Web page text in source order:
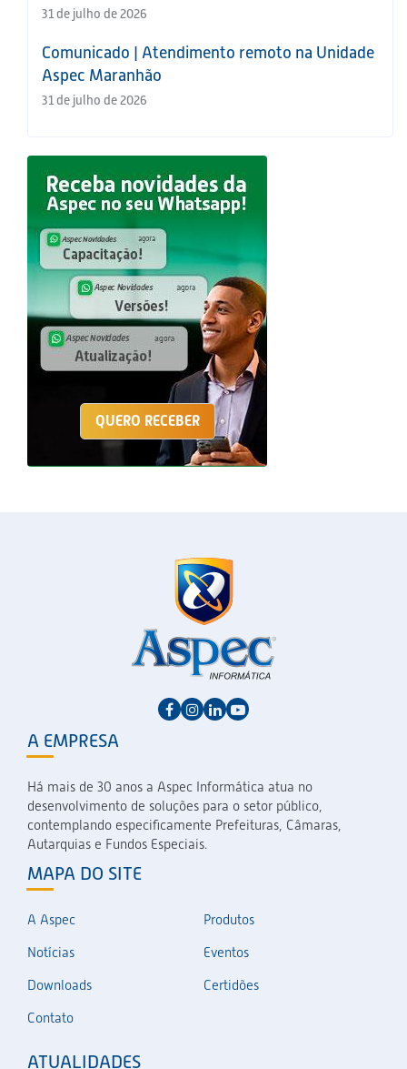
31 de julho de 2026
Comunicado | Atendimento remoto na Unidade
Aspec Maranhão
31 de julho de 2026
QUERO RECEBER
A EMPRESA
Há mais de 30 anos a Aspec Informática atua no
desenvolvimento de soluções para o setor público,
contemplando especificamente Prefeituras, Câmaras,
Autarquias e Fundos Especiais.
MAPA DO SITE
A Aspec
Produtos
Notícias
Eventos
Downloads
Certidões
Contato
ATUALIDADES